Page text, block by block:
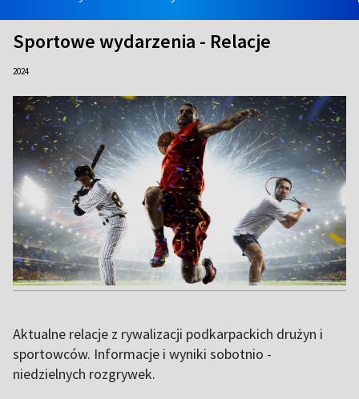
Sportowe wydarzenia - Relacje
2024
Aktualne relacje z rywalizacji podkarpackich drużyn i
sportowców. Informacje i wyniki sobotnio -
niedzielnych rozgrywek.